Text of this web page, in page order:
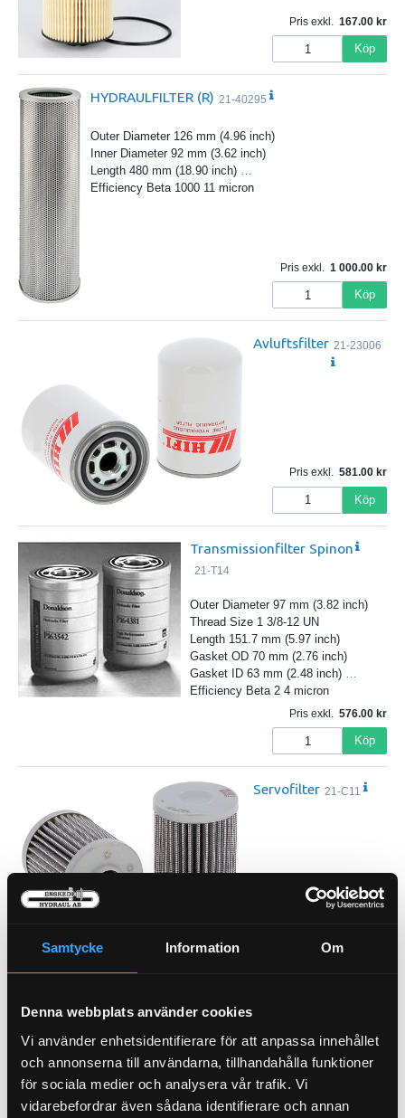
Samtycke Information Om
Denna webbplats använder cookies
Vi använder enhetsidentifierare för att anpassa innehållet
och annonserna till användarna, tillhandahålla funktioner
för sociala medier och analysera vår trafik. Vi
vidarebefordrar även sådana identifierare och annan
Pris exkl. 167.00
Köp
HYDRAULFILTER (R) 21-40295
Outer Diameter 126 mm (4.96 inch)
Inner Diameter 92 mm (3.62 inch)
Length 480 mm (18.90 inch)
Efficiency Beta 1000 11 micron
Pris exkl. 1 000.00
Köp
Avluftsfilter 21-23006
Pris exkl. 581.00
Köp
Transmissionfilter Spinon
21-T14
Outer Diameter 97 mm (3.82 inch)
Thread Size 1 3/8-12 UN
Length 151.7 mm (5.97 inch)
Gasket OD 70 mm (2.76 inch)
Gasket ID 63 mm (2.48 inch) …
Efficiency Beta 2 4 micron
Pris exkl. 576.00
Köp
Servofilter 21-C11
Pris exkl. 793.00